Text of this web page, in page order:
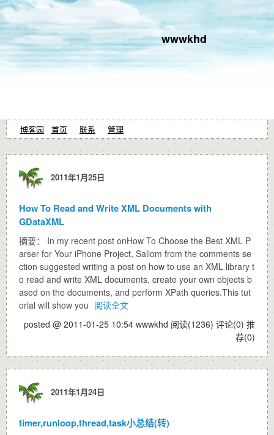
wwwkhd
博客园 首页 联系 管理
2011年1月25日
How To Read and Write XML Documents with
GDataXML
摘要： In my recent post onHow To Choose the Best XML P
arser for Your iPhone Project, Saliom from the comments se
ction suggested writing a post on how to use an XML library t
o read and write XML documents, create your own objects b
ased on the documents, and perform XPath queries.This tut
orial will show you 阅读全文
posted @ 2011-01-25 10:54 wwwkhd 阅读(1236) 评论(0) 推
荐(0)
2011年1月24日
timer,runloop,thread,task小总结(转)